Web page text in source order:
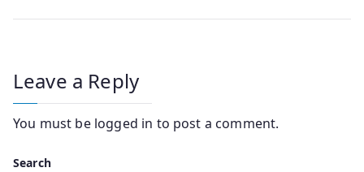
Leave a Reply
You must be logged in to post a comment.
Search